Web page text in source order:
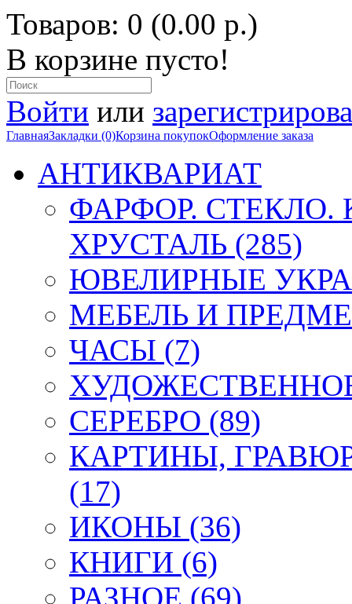
Товаров: 0 (0.00 р.)
В корзине пусто!
Войти или
ГлавнаяЗакладки (0)Корзина покупокОформление заказа
АНТИКВАРИАТ
ФАРФОР.
ХРУСТАЛЬ (285)
ЮВЕЛИРНЫЕ
МЕБЕЛЬ И
ЧАСЫ (7)
СЕРЕБРО (89)
КАРТИНЫ,
(17)
ИКОНЫ (36)
КНИГИ (6)